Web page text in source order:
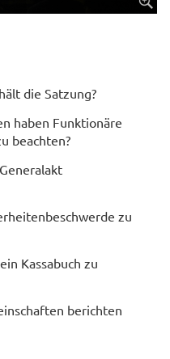
die Satzung?
haben Funktionäre
beachten?
zu
Kassabuch zu
berichten